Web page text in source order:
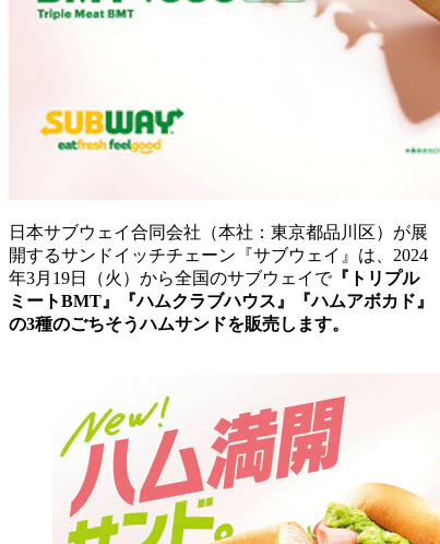
日本サブウェイ合同会社（本社：東京都品川区）が展
開するサンドイッチチェーン『サブウェイ』は、2024
年3月19日（火）から全国のサブウェイで『トリプル
ミートBMT』『ハムクラブハウス』『ハムアボカド』
の3種のごちそうハムサンドを販売します。